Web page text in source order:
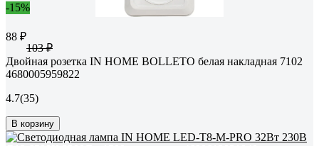
-15%
88 ₽
103 ₽
Двойная розетка IN HOME BOLLETO белая накладная 7102
4680005959822
4.7(35)
В корзину